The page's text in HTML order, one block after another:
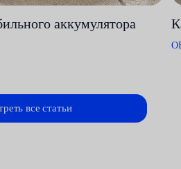
аккумулятора
все статьи